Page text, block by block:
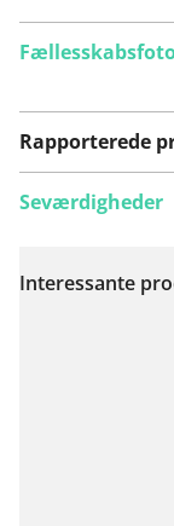
Rapporterede
Se på
Seværdigheder
Interessante